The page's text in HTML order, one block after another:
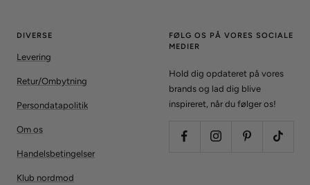
DIVERSE
Levering
Retur/Ombytning
Persondatapolitik
Om os
Handelsbetingelser
Klub nordmod
FØLG OS PÅ VORES SOCIALE
MEDIER
Hold dig opdateret på vores
brands og lad dig blive
inspireret, når du følger os!